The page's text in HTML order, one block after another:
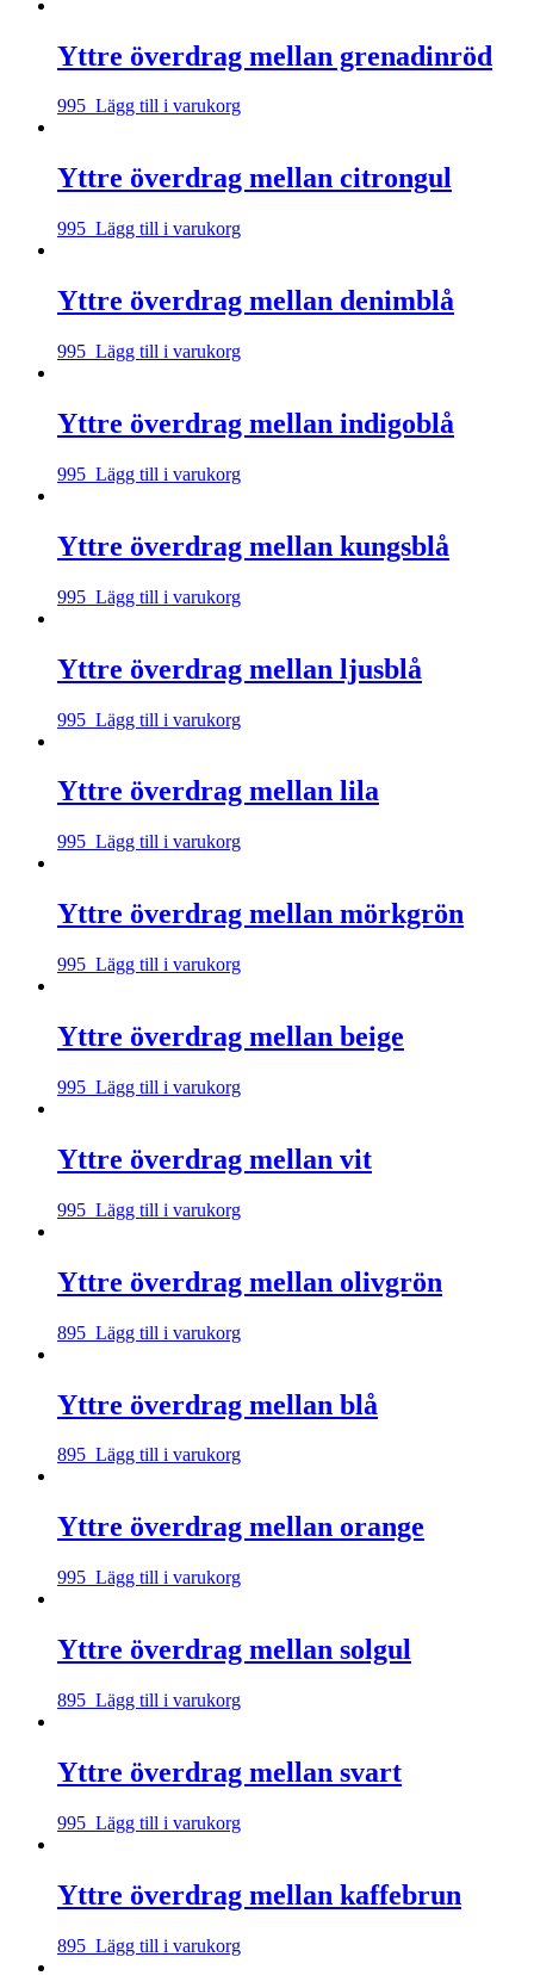
Yttre överdrag mellan grenadinröd
995 Lägg till i varukorg
Yttre överdrag mellan citrongul
995 Lägg till i varukorg
Yttre överdrag mellan denimblå
995 Lägg till i varukorg
Yttre överdrag mellan indigoblå
995 Lägg till i varukorg
Yttre överdrag mellan kungsblå
995 Lägg till i varukorg
Yttre överdrag mellan ljusblå
995 Lägg till i varukorg
Yttre överdrag mellan lila
995 Lägg till i varukorg
Yttre överdrag mellan mörkgrön
995 Lägg till i varukorg
Yttre överdrag mellan beige
995 Lägg till i varukorg
Yttre överdrag mellan vit
995 Lägg till i varukorg
Yttre överdrag mellan olivgrön
895 Lägg till i varukorg
Yttre överdrag mellan blå
895 Lägg till i varukorg
Yttre överdrag mellan orange
995 Lägg till i varukorg
Yttre överdrag mellan solgul
895 Lägg till i varukorg
Yttre överdrag mellan svart
995 Lägg till i varukorg
Yttre överdrag mellan kaffebrun
895 Lägg till i varukorg